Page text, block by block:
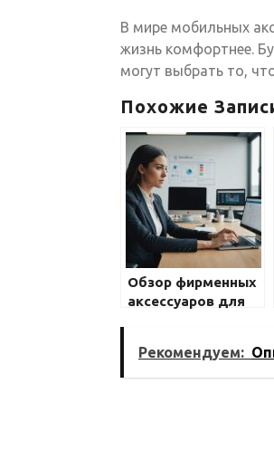
В мире мобильных
жизнь комфортнее.
могут выбрать то,
Похожие
Обзор фирменных
аксессуаров для
Рекомендуем: